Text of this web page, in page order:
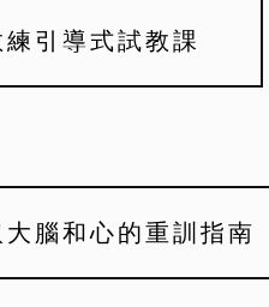
引導式試教課
腦和心的重訓指南